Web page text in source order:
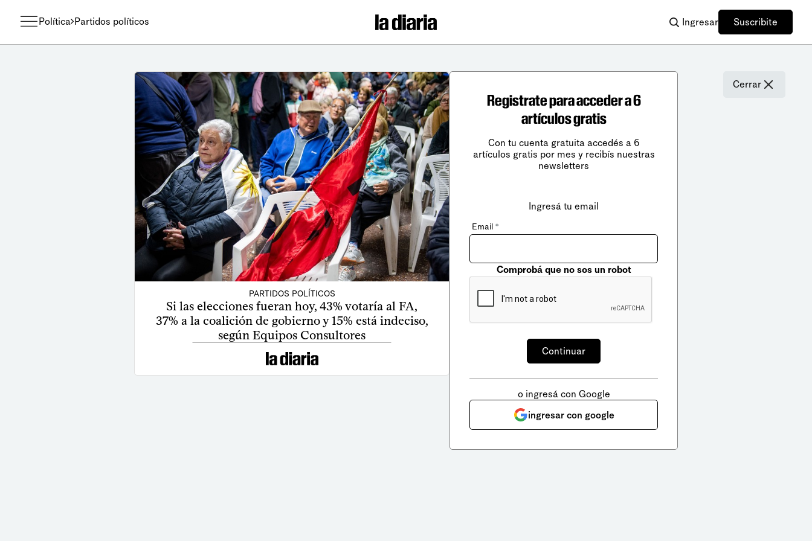
Política Partidos políticos Ingresar Suscribite
PARTIDOS POLÍTICOS
Si las elecciones fueran hoy, 43% votaría al FA,
37% a la coalición de gobierno y 15% está indeciso,
según Equipos Consultores
Cerrar
Registrate para acceder a 6
artículos gratis
Con tu cuenta gratuita accedés a 6
artículos gratis por mes y recibís nuestras
newsletters
Ingresá tu email
Email *
Comprobá que no sos un robot
o ingresá con Google
ingresar con google